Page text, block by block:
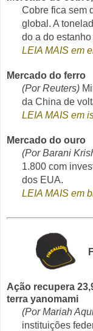
Cobre fica sem
global. A
do a do
LEIA MAIS em
Mercado do ferro
(Por Reuters)
da China de
LEIA MAIS em
Mercado do ouro
(Por Barani
1.800 com
dos EUA.
LEIA MAIS em
Ação recupera
terra yanomami
(Por Mariah
instituições